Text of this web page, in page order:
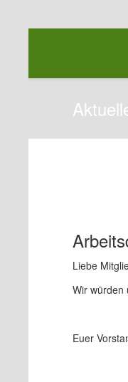
Liebe
Wir würden
Euer